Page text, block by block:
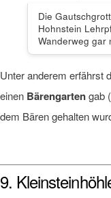
Die
Hohnstein
Wanderweg gar
Unter anderem erfährst
einen Bärengartengab
dem Bären gehalten
9.